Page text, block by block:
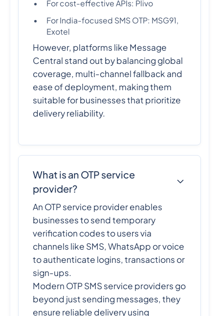
For cost-effective APIs: Plivo
For India-focused SMS OTP: MSG91,
Exotel
However, platforms like Message
Central stand out by balancing global
coverage, multi-channel fallback and
ease of deployment, making them
suitable for businesses that prioritize
delivery reliability.
What is an OTP service
provider?
An OTP service provider enables
businesses to send temporary
verification codes to users via
channels like SMS, WhatsApp or voice
to authenticate logins, transactions or
sign-ups.
Modern OTP SMS service providers go
beyond just sending messages, they
ensure reliable delivery using